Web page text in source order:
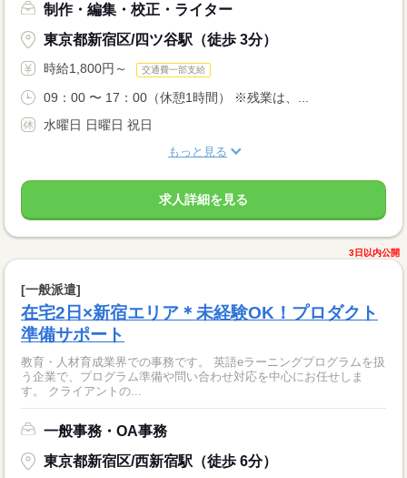
制作・編集・校正・ライター
東京都新宿区/四ツ谷駅（徒歩 3分）
時給1,800円～ 交通費一部支給
09：00 〜 17：00（休憩1時間） ※残業は、...
水曜日 日曜日 祝日
もっと見る
求人詳細を見る
3日以内公開
[一般派遣]
在宅2日×新宿エリア＊未経験OK！プロダクト
準備サポート
教育・人材育成業界での事務です。 英語eラーニングプログラムを扱
う企業で、プログラム準備や問い合わせ対応を中心にお任せしま
す。 クライアントの...
一般事務・OA事務
東京都新宿区/西新宿駅（徒歩 6分）